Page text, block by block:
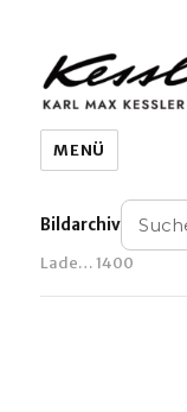
KARL MAX
MENÜ
Bildarchiv
Lade… 1400